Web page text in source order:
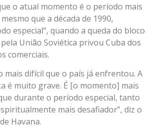
o atual momento é o período mais
que a década de 1990,
especial”, quando a queda do bloco
União Soviética privou Cuba dos
comerciais.
mais difícil que o país já enfrentou. A
é muito grave. É [o momento] mais
durante o período especial, tanto
mais desafiador”, diz o
Havana.